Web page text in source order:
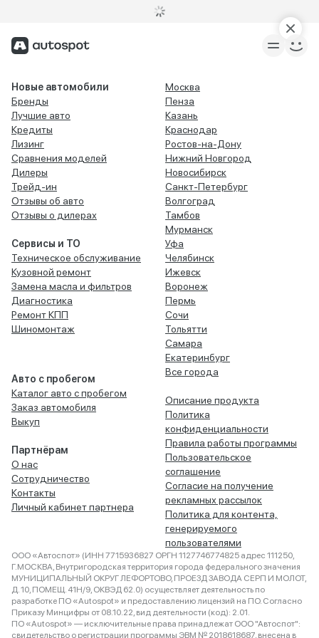
Новые автомобили
Бренды
Лучшие авто
Кредиты
Лизинг
Сравнения моделей
Дилеры
Трейд-ин
Отзывы об авто
Отзывы о дилерах
Сервисы и ТО
Техническое обслуживание
Кузовной ремонт
Замена масла и фильтров
Диагностика
Ремонт КПП
Шиномонтаж
Авто с пробегом
Каталог авто с пробегом
Заказ автомобиля
Выкуп
Партнёрам
О нас
Сотрудничество
Контакты
Личный кабинет партнера
Москва
Пенза
Казань
Краснодар
Ростов-на-Дону
Нижний Новгород
Новосибирск
Санкт-Петербург
Волгоград
Тамбов
Мурманск
Уфа
Челябинск
Ижевск
Воронеж
Пермь
Сочи
Тольятти
Самара
Екатеринбург
Все города
Описание продукта
Политика
конфиденциальности
Правила работы программы
Пользовательское
соглашение
Согласие на получение
рекламных рассылок
Политика для контента,
генерируемого
пользователями
ООО «Автоспот» (ИНН 7715936827 ОРГН 1127746774825 адрес 111250,
Г.МОСКВА, Внутригородская территория города федерального значения
МУНИЦИПАЛЬНЫЙ ОКРУГ ЛЕФОРТОВО, ПРОЕЗД ЗАВОДА СЕРП И МОЛОТ,
Д. 10, ПОМЕЩ. 41Н/9, ОКВЭД 62.0) осуществляет деятельность по
разработке ПО «Autospot» и предоставлению лицензий на ПО. Согласно
Приказу Минцифры от 08.10.22, вид деятельности (код): 2.01.
ПО «Autospot» — исключительные права принадлежат ООО "Автоспот":
свидетельство о регистрации программы ЭВМ № 2018618687, внесена в